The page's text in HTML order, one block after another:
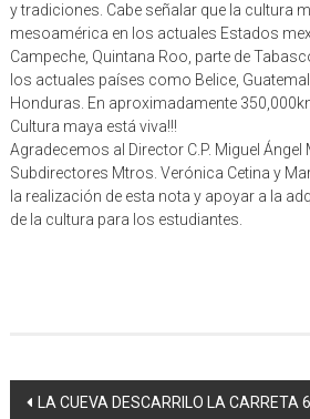
y tradiciones. Cabe señalar que la cultura
mesoamérica en los actuales Estados
Campeche, Quintana Roo, parte de
los actuales países como Belice,
Honduras. En aproximadamente
Cultura maya está viva!!!
Agradecemos al Director C.P. Miguel Ángel
Subdirectores Mtros. Verónica Cetina y
la realización de esta nota y apoyar a la
de la cultura para los estudiantes.
Navegación
LA CUEVA DESCARRILO LA CARRETA